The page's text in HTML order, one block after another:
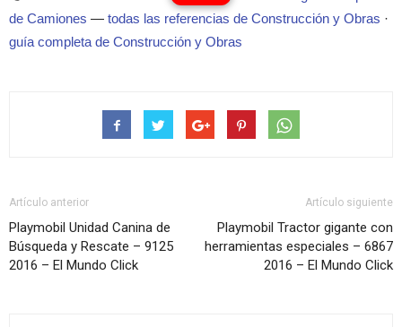
de Camiones — todas las referencias de Construcción y Obras ·
guía completa de Construcción y Obras
Artículo anterior
Playmobil Unidad Canina de
Búsqueda y Rescate – 9125
2016 – El Mundo Click
Artículo siguiente
Playmobil Tractor gigante con
herramientas especiales – 6867
2016 – El Mundo Click